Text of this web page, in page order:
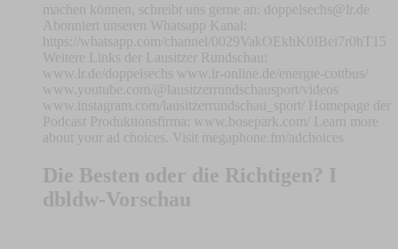
machen können, schreibt uns gerne an: doppelsechs@lr.de
Abonniert unseren Whatsapp Kanal:
https://whatsapp.com/channel/0029VakOEkhK0IBei7r0hT15
Weitere Links der Lausitzer Rundschau:
www.lr.de/doppelsechs www.lr-online.de/energie-cottbus/
www.youtube.com/@lausitzerrundschausport/videos
www.instagram.com/lausitzerrundschau_sport/ Homepage der
Podcast Produktionsfirma: www.bosepark.com/ Learn more
about your ad choices. Visit megaphone.fm/adchoices
Die Besten oder die Richtigen? I
dbldw-Vorschau